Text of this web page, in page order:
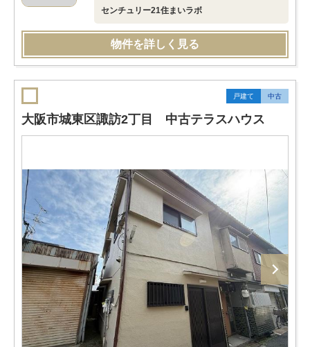
センチュリー21住まいラボ
物件を詳しく見る
戸建て 中古
大阪市城東区諏訪2丁目 中古テラスハウス